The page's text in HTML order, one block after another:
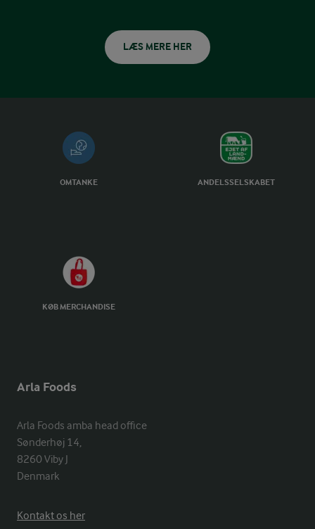
LÆS MERE HER
OMTANKE ANDELSSELSKABET
KØB MERCHANDISE
Arla Foods
Arla Foods amba head office
Sønderhøj 14,
8260 Viby J
Denmark
Kontakt os her